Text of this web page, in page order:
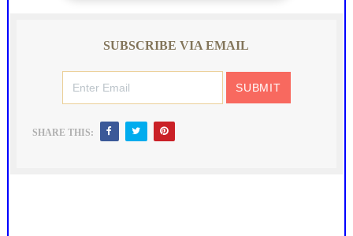
SUBSCRIBE VIA EMAIL
SHARE THIS: